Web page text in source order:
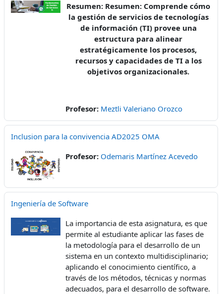
Resumen: Resumen: Comprende cómo
la gestión de servicios de tecnologías
de información (TI) provee una
estructura para alinear
estratégicamente los procesos,
recursos y capacidades de TI a los
objetivos organizacionales.
Profesor: Meztli Valeriano Orozco
Inclusion para la convivencia AD2025 OMA
Profesor: Odemaris Martínez Acevedo
Ingeniería de Software
La importancia de esta asignatura, es que
permite al estudiante aplicar las fases de
la metodología para el desarrollo de un
sistema en un contexto multidisciplinario;
aplicando el conocimiento científico, a
través de los métodos, técnicas y normas
adecuados, para el desarrollo de software.